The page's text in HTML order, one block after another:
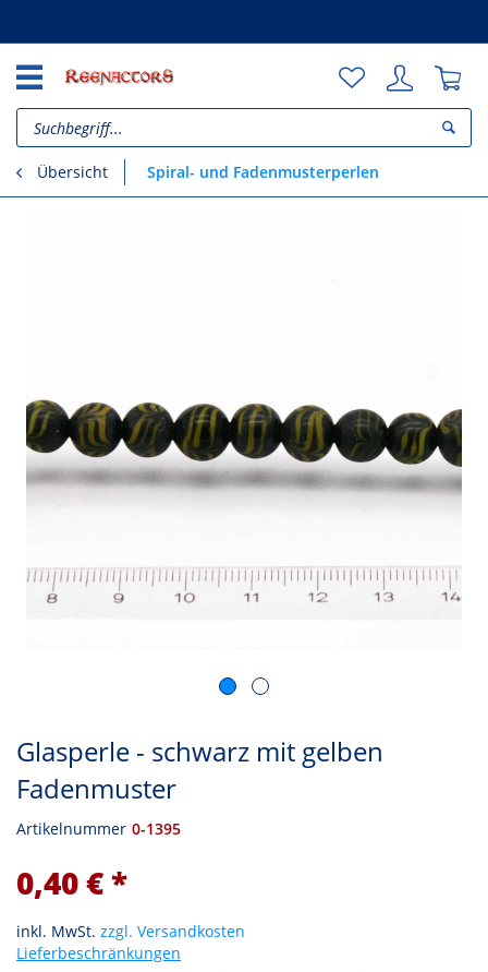
Übersicht Spiral- und Fadenmusterperlen
Glasperle - schwarz mit gelben
Fadenmuster
Artikelnummer 0-1395
0,40 € *
inkl. MwSt. zzgl. Versandkosten
Lieferbeschränkungen